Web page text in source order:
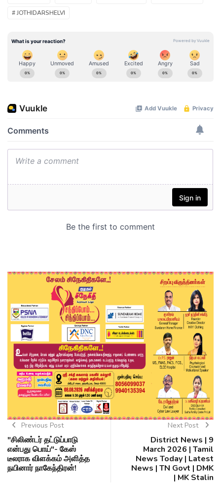
# JOTHIDARSHELVI
Previous Post
"சிலிண்டர் தட்டுப்பாடு
என்பது பொய்"- கேஸ்
டீலராக விளக்கம் அளித்த
நயினார் நாகேந்திரன்!
Next Post
District News | 9
March 2026 | Tamil
News Today | Latest
News | TN Govt | DMK
| MK Stalin